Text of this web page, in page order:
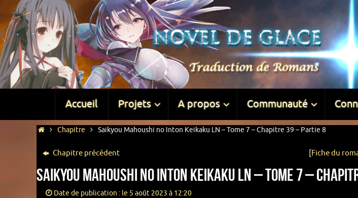
Accueil Projets A propos Communauté
Chapitre Saikyou Mahoushi no Inton Keikaku LN – Tome 7 – Chapitre 39 – Partie 8
Chapitre précédent [Fiche du
Saikyou Mahoushi no Inton Keikaku LN – Tome 7 –
Date de publication : le 5 août 2023 à 12:20